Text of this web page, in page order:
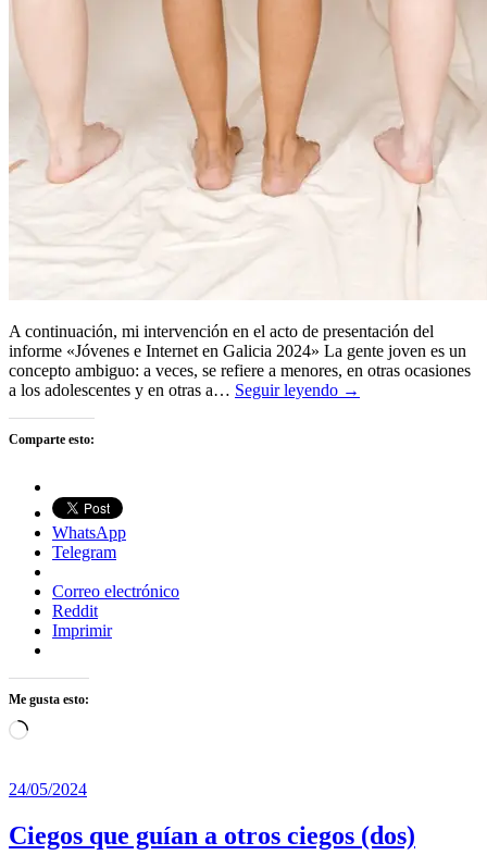
A continuación, mi intervención en el acto de presentación del
informe «Jóvenes e Internet en Galicia 2024» La gente joven es un
concepto ambiguo: a veces, se refiere a menores, en otras ocasiones
a los adolescentes y en otras a… Seguir leyendo →
Comparte esto:
WhatsApp
Telegram
Correo electrónico
Reddit
Imprimir
Me gusta esto:
Cargando...
24/05/2024
Ciegos que guían a otros ciegos (dos)